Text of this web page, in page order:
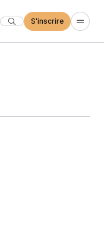
S'inscrire